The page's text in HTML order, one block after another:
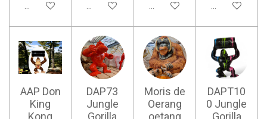
Ajouter au panier Ajouter au panier Ajouter au panier Ajouter au
AAP Don
King
DAP73
Jungle
Moris de
Oerang
DAPT10
0 Jungle